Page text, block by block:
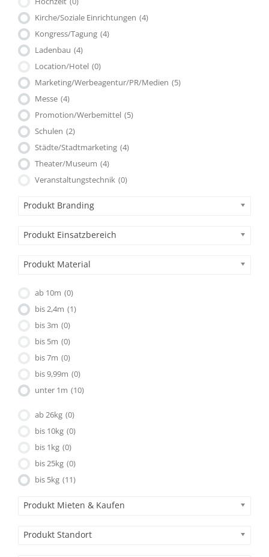
Kirche/Soziale Einrichtungen (4)
Kongress/Tagung (4)
Ladenbau (4)
Location/Hotel (0)
Marketing/Werbeagentur/PR/Medien (5)
Messe (4)
Promotion/Werbemittel (5)
Schulen (2)
Städte/Stadtmarketing (4)
Theater/Museum (4)
Veranstaltungstechnik (0)
Produkt Branding
Produkt Einsatzbereich
Produkt Material
ab 10m (0)
bis 2,4m (1)
bis 3m (0)
bis 5m (0)
bis 7m (0)
bis 9,99m (0)
unter 1m (10)
ab 26kg (0)
bis 10kg (0)
bis 1kg (0)
bis 25kg (0)
bis 5kg (11)
Produkt Mieten & Kaufen
Produkt Standort